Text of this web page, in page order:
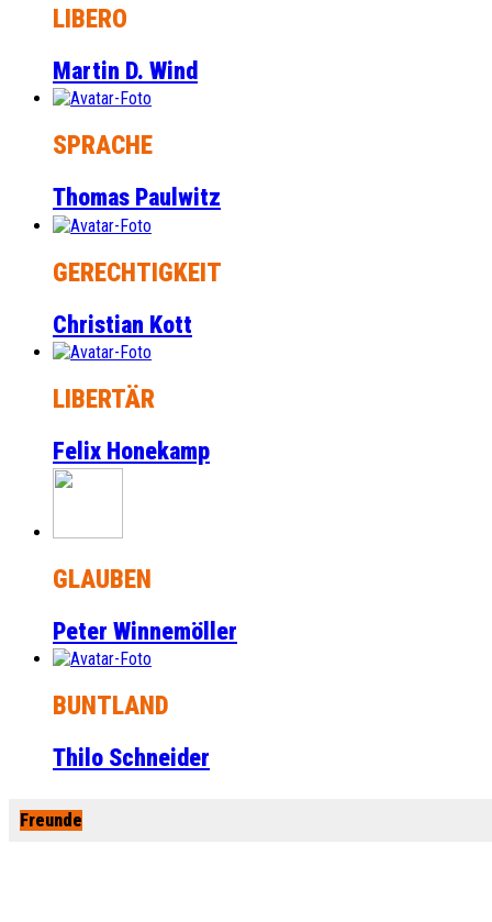
LIBERO
Martin D. Wind
SPRACHE
Thomas Paulwitz
GERECHTIGKEIT
Christian Kott
LIBERTÄR
Felix Honekamp
GLAUBEN
Peter Winnemöller
BUNTLAND
Thilo Schneider
Freunde